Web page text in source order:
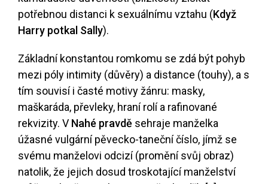
potřebnou distanci k sexuálnímu vztahu (Když
Harry potkal Sally).
Základní konstantou romkomu se zdá být pohyb
mezi póly intimity (důvěry) a distance (touhy), a s
tím souvisí i časté motivy žánru: masky,
maškaráda, převleky, hraní rolí a rafinované
rekvizity. V Nahé pravdě sehraje manželka
úžasné vulgární pěvecko-taneční číslo, jímž se
svému manželovi odcizí (promění svůj obraz)
natolik, že jejich dosud troskotající manželství